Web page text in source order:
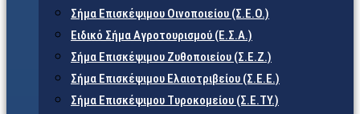
Σήμα Επισκέψιμου Οινοποιείου (Σ.Ε.Ο.)
Ειδικό Σήμα Αγροτουρισμού (Ε.Σ.Α.)
Σήμα Επισκέψιμου Ζυθοποιείου (Σ.Ε.Ζ.)
Σήμα Επισκέψιμου Ελαιοτριβείου (Σ.Ε.Ε.)
Σήμα Επισκέψιμου Τυροκομείου (Σ.Ε.TY.)